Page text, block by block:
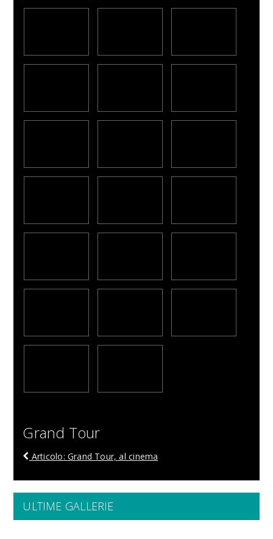
Grand Tour
Articolo: Grand Tour, al cinema
ULTIME GALLERIE